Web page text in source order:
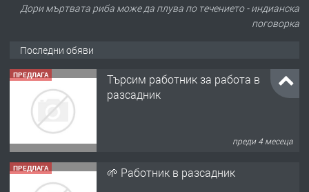
Дори мъртвата риба може да плува по течението - индианска
поговорка
Последни обяви
ПРЕДЛАГА
Търсим работник за работа в
разсадник
преди 4 месеца
ПРЕДЛАГА 🌱 Работник в разсадник